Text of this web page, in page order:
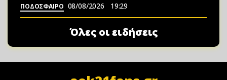
ΠΟΔΟΣΦΑΙΡΟ 08/08/2026 19:29
Όλες οι ειδήσεις